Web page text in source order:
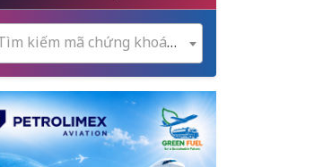
Tìm kiếm mã chứng khoán...